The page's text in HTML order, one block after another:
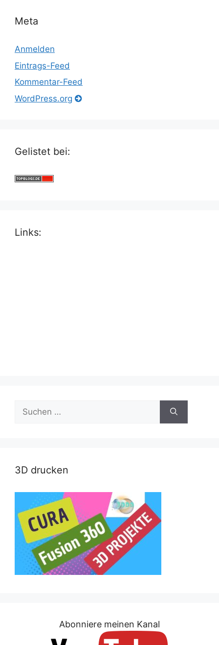
Meta
Anmelden
Eintrags-Feed
Kommentar-Feed
WordPress.org
Gelistet bei:
Links:
Suche
nach:
3D drucken
Abonniere meinen Kanal